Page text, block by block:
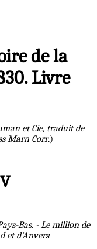
de la
Livre
et Cie, traduit de
Marn Corr.)
Bas. - Le million de
et d'Anvers